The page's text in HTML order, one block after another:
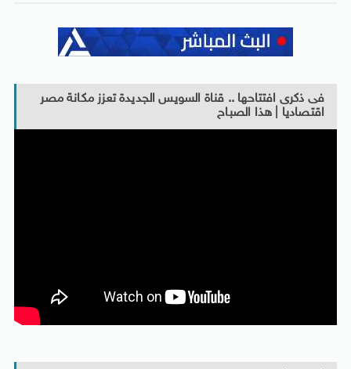
فى ذكرى افتتاحها .. قناة السويس الجديدة تعزز مكانة مصر
اقتصاديا | هذا الصباح